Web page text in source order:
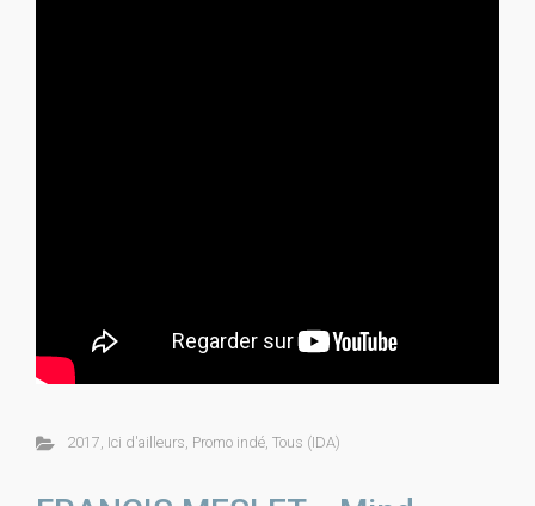
2017, Ici d'ailleurs, Promo indé, Tous (IDA)